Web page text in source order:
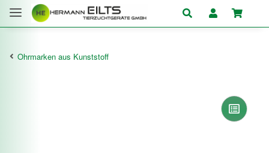
Ohrmarken aus Kunststoff